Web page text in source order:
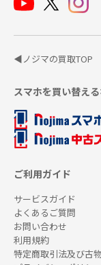
◀ノジマの買取TOP
スマホを買い替え
ご利用ガイド
サービスガイド
よくあるご質問
お問い合わせ
利用規約
特定商取引法及び古